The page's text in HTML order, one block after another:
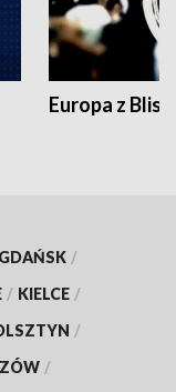
Europa z
GDAŃSK /
/ KIELCE /
/
/